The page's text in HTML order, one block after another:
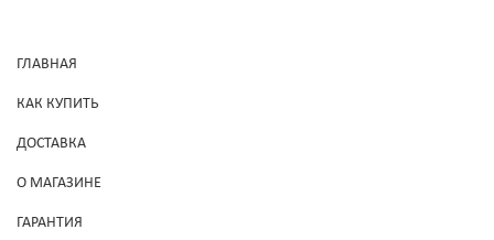
ГЛАВНАЯ
КАК КУПИТЬ
ДОСТАВКА
О МАГАЗИНЕ
ГАРАНТИЯ